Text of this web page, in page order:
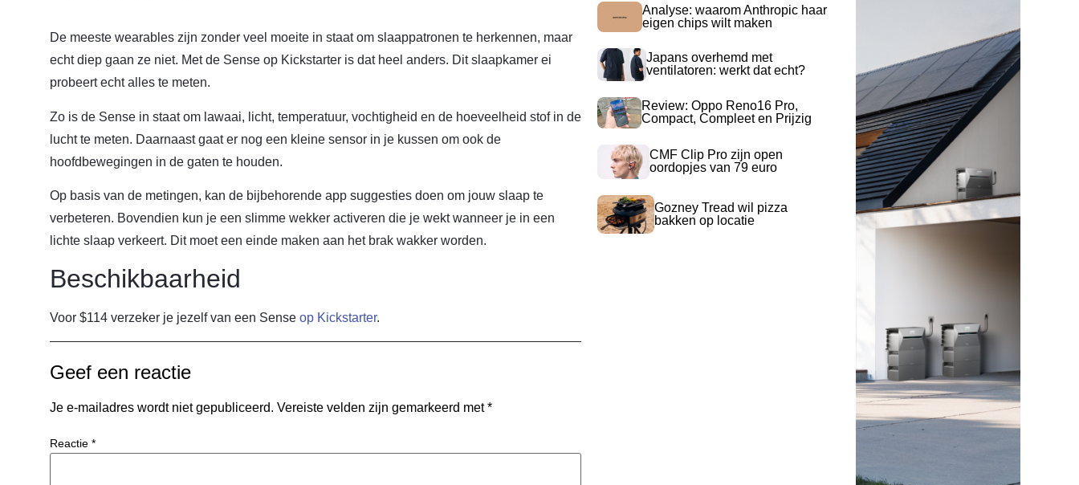
De meeste wearables zijn zonder veel moeite in staat om slaappatronen te herkennen, maar
echt diep gaan ze niet. Met de Sense op Kickstarter is dat heel anders. Dit slaapkamer ei
probeert echt alles te meten.
Zo is de Sense in staat om lawaai, licht, temperatuur, vochtigheid en de hoeveelheid stof in de
lucht te meten. Daarnaast gaat er nog een kleine sensor in je kussen om ook de
hoofdbewegingen in de gaten te houden.
Op basis van de metingen, kan de bijbehorende app suggesties doen om jouw slaap te
verbeteren. Bovendien kun je een slimme wekker activeren die je wekt wanneer je in een
lichte slaap verkeert. Dit moet een einde maken aan het brak wakker worden.
Beschikbaarheid
Voor $114 verzeker je jezelf van een Sense op Kickstarter.
Geef een reactie
Je e-mailadres wordt niet gepubliceerd. Vereiste velden zijn gemarkeerd met*
Reactie *
Analyse: waarom Anthropic haar
eigen chips wilt maken
Japans overhemd met
ventilatoren: werkt dat echt?
Review: Oppo Reno16 Pro,
Compact, Compleet en Prijzig
CMF Clip Pro zijn open
oordopjes van 79 euro
Gozney Tread wil pizza
bakken op locatie